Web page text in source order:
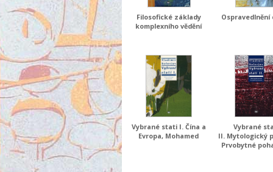
Filosofické základy
komplexního vědění
Ospravedlnění
Vybrané stati I. Čína a
Evropa, Mohamed
Vybrané
II. Mytologický
Prvobytné